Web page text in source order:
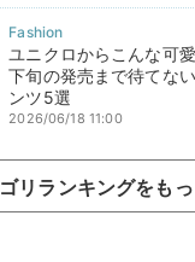
ユニクロからこんな可
下旬の発売まで待てな
ンツ5選
2026/06/18 11:00
リランキングをも